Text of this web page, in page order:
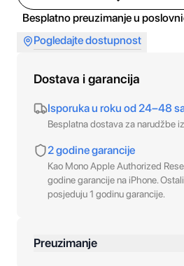
Besplatno preuzimanje u
Pogledajte dostupnost
Dostava i garancija
Isporuka u roku od 24–48
Besplatna dostava za narudžbe
2 godine garancije
Kao Mono Apple Authorized
godine garancije na iPhone.
posjeduju 1 godinu garancije.
Preuzimanje